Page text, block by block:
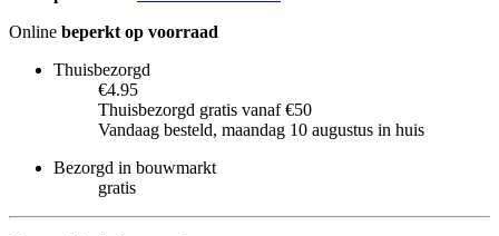
Online beperkt op voorraad
Thuisbezorgd
€4.95
Thuisbezorgd gratis vanaf €50
Vandaag besteld, maandag 10 augustus in huis
Bezorgd in bouwmarkt
gratis